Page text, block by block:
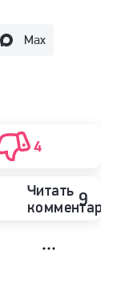
Max
4
Читать 9